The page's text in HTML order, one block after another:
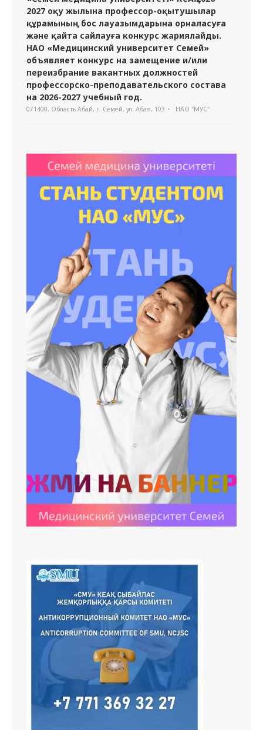
2027 оқу жылына профессор-оқытушылар
құрамының бос лауазымдарына орналасуға
және қайта сайлауға конкурс жариялайды.
НАО «Медицинский университет Семей»
объявляет конкурс на замещение и/или
переизбрание вакантных должностей
профессорско-преподавательского состава
на 2026-2027 учебный год.
071400, Область Абай, г. Семей, ул. Абая, 103 НАО "МУС"